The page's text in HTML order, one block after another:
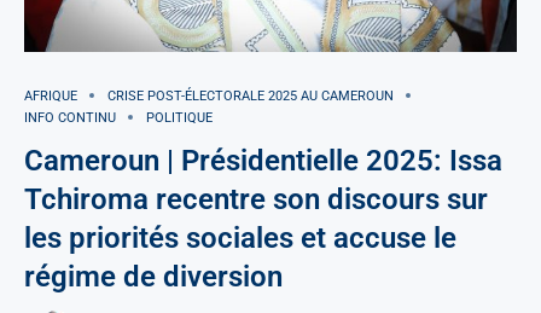
AFRIQUE
CRISE POST-ÉLECTORALE 2025 AU CAMEROUN
INFO CONTINU
POLITIQUE
Cameroun | Présidentielle 2025: Issa
Tchiroma recentre son discours sur
les priorités sociales et accuse le
régime de diversion